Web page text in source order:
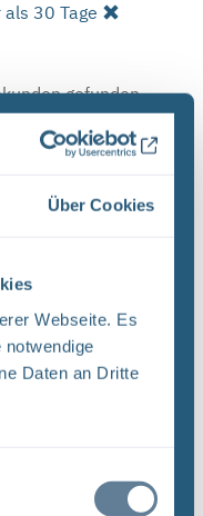
Über Cookies
Webseite. Es
notwendige
Daten an Dritte
30 Tage
gefunden.
der
F&E-Strategie
in das